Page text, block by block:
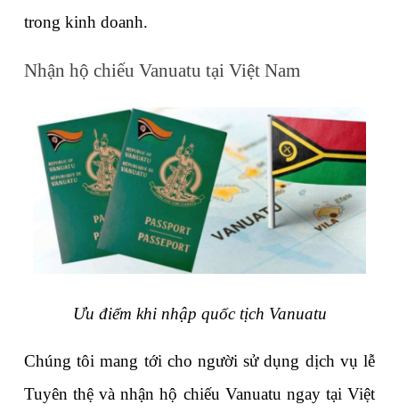
trong kinh doanh.
Nhận hộ chiếu Vanuatu tại Việt Nam
Ưu điểm khi nhập quốc tịch Vanuatu
Chúng tôi mang tới cho người sử dụng dịch vụ lễ
Tuyên thệ và nhận hộ chiếu Vanuatu ngay tại Việt